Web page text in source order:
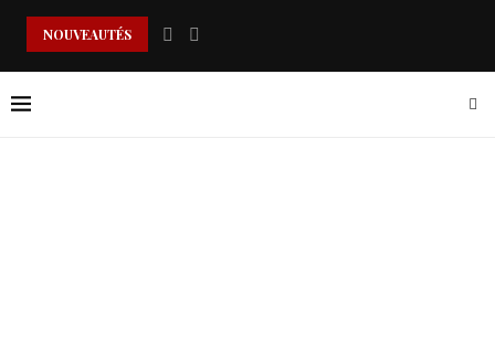
NOUVEAUTÉS
LE COUCHER ENCHANTÉ DE MINA